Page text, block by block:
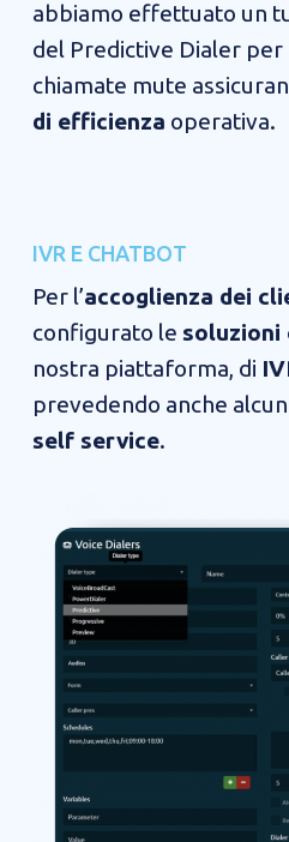
abbiamo effettuato un
del Predictive Dialer per
chiamate mute
di efficienza operativa.
IVR E CHATBOT​​
Per l’accoglienza dei
configurato le soluzioni
nostra piattaforma, di
prevedendo anche
self service.